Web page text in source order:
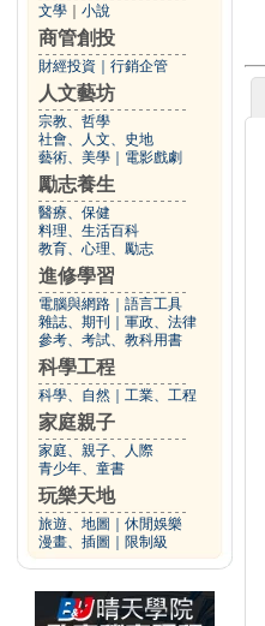
文學 小說
商管創投
財經投資 行銷企管
人文藝坊
宗教、哲學
社會、人文、史地
藝術、美學
電影戲劇
勵志養生
醫療、保健
料理、生活百科
教育、心理、勵志
進修學習
電腦與網路
語言工具
雜誌、期刊
軍政、法律
參考、考試、教科用書
科學工程
科學、自然 工業、工程
家庭親子
家庭、親子、人際
青少年、童書
玩樂天地
旅遊、地圖
休閒娛樂
漫畫、插圖
限制級